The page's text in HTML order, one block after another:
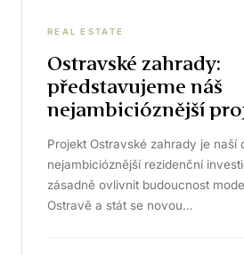
REAL ESTATE
Ostravské zahrady:
představujeme náš
nejambicióznější
Projekt Ostravské zahrady je naší
nejambicióznější rezidenční
zásadně ovlivnit budoucnost
Ostravě a stát se novou…